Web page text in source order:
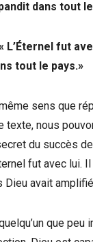
dans tout
L’Éternel fut
tout le pays.»
sens que
texte, nous
du succès
fut avec lui. Il
Dieu avait
que peu